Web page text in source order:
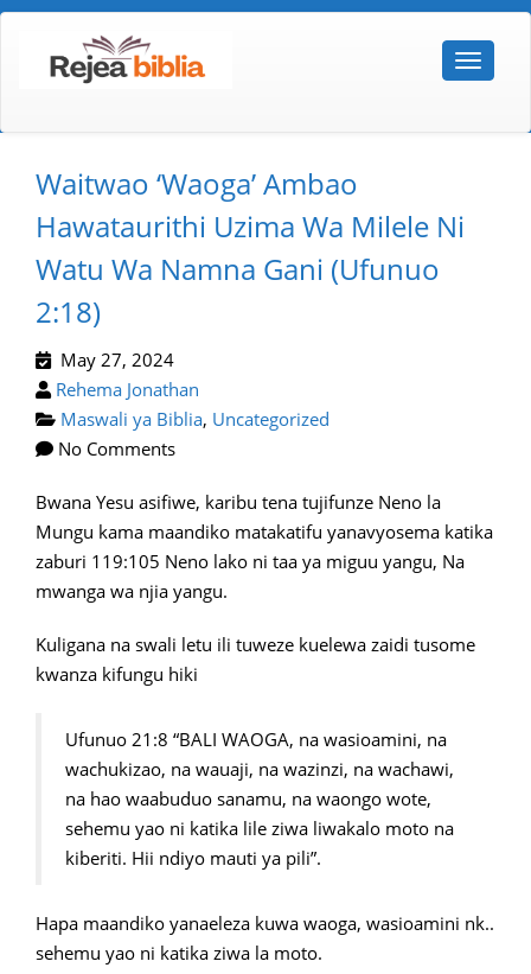
Waitwao ‘waoga’ Ambao
Hawataurithi Uzima Wa Milele Ni
Watu Wa Namna Gani (ufunuo
2:18)
May 27, 2024
Rehema Jonathan
Maswali ya Biblia, Uncategorized
No Comments
Bwana Yesu asifiwe, karibu tena tujifunze Neno la
Mungu kama maandiko matakatifu yanavyosema katika
zaburi 119:105 Neno lako ni taa ya miguu yangu, Na
mwanga wa njia yangu.
Kuligana na swali letu ili tuweze kuelewa zaidi tusome
kwanza kifungu hiki
Ufunuo 21:8 “BALI WAOGA, na wasioamini, na
wachukizao, na wauaji, na wazinzi, na wachawi,
na hao waabuduo sanamu, na waongo wote,
sehemu yao ni katika lile ziwa liwakalo moto na
kiberiti. Hii ndiyo mauti ya pili”.
Hapa maandiko yanaeleza kuwa waoga, wasioamini nk..
sehemu yao ni katika ziwa la moto.